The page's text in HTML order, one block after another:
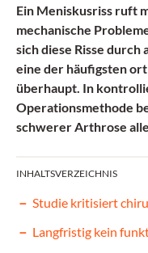
Ein Meniskusriss ruft
mechanische
sich diese Risse
eine der häufigsten
überhaupt. In
Operationsmethode
schwerer Arthrose
INHALTSVERZEICHNIS
Studie kritisiert
Langfristig kein